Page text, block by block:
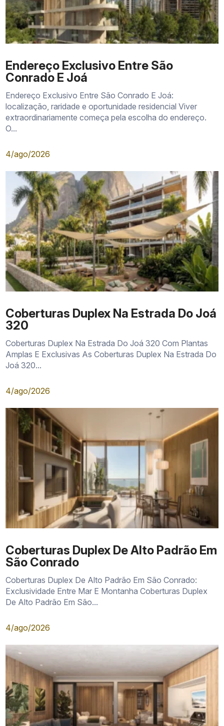
Endereço Exclusivo Entre São
Conrado E Joá
Endereço Exclusivo Entre São Conrado E Joá:
localização, raridade e oportunidade residencial Viver
extraordinariamente começa pela escolha do endereço.
O...
4/ago/2026
Coberturas Duplex Na Estrada Do Joá
320
Coberturas Duplex Na Estrada Do Joá 320 Com Plantas
Amplas E Exclusivas As Coberturas Duplex Na Estrada Do
Joá 320...
4/ago/2026
Coberturas Duplex De Alto Padrão Em
São Conrado
Coberturas Duplex De Alto Padrão Em São Conrado:
Exclusividade Entre Mar E Montanha Coberturas Duplex
De Alto Padrão Em São...
4/ago/2026